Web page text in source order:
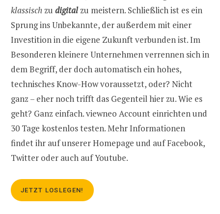
klassisch zu digitalzu meistern. Schließlich ist es ein
Sprung ins Unbekannte, der außerdem mit einer
Investition in die eigene Zukunft verbunden ist. Im
Besonderen kleinere Unternehmen verrennen sich in
dem Begriff, der doch automatisch ein hohes,
technisches Know-How voraussetzt, oder? Nicht
ganz – eher noch trifft das Gegenteil hier zu. Wie es
geht? Ganz einfach. viewneo Account einrichten und
30 Tage kostenlos testen. Mehr Informationen
findet ihr auf unserer Homepage und auf Facebook,
Twitter oder auch auf Youtube.
JETZT LOSLEGEN!